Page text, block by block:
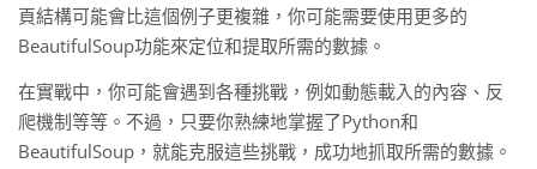
頁結構可能會比這個例子更複雜，你可能需要使用更多的
BeautifulSoup功能來定位和提取所需的數據。
在實戰中，你可能會遇到各種挑戰，例如動態載入的內容、反
爬機制等等。不過，只要你熟練地掌握了Python和
BeautifulSoup，就能克服這些挑戰，成功地抓取所需的數據。